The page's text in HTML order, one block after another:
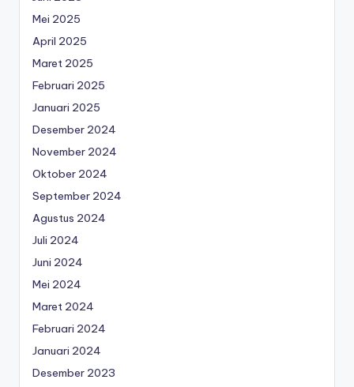
Mei 2025
April 2025
Maret 2025
Februari 2025
Januari 2025
Desember 2024
November 2024
Oktober 2024
September 2024
Agustus 2024
Juli 2024
Juni 2024
Mei 2024
Maret 2024
Februari 2024
Januari 2024
Desember 2023